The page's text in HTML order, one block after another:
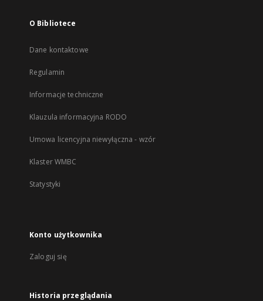
O Bibliotece
Dane kontaktowe
Regulamin
Informacje techniczne
Klauzula informacyjna RODO
Umowa licencyjna niewyłączna - wzór
Klaster WMBC
Statystyki
Konto użytkownika
Zaloguj się
Historia przeglądania